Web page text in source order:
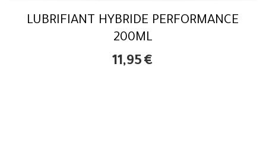
LUBRIFIANT HYBRIDE PERFORMANCE
200ML
11,95 €